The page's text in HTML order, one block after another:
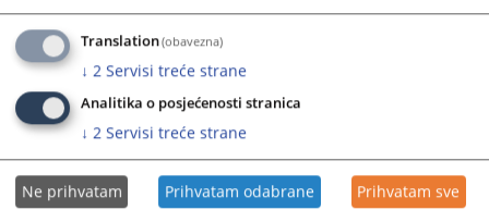
Translation(obavezna)
↓ 2 Servisi treće strane
Analitika o posjećenosti stranica
↓ 2 Servisi treće strane
Ne prihvatam Prihvatam odabrane Prihvatam sve